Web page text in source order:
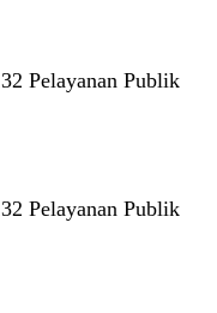
Pelayanan Publik
Pelayanan Publik